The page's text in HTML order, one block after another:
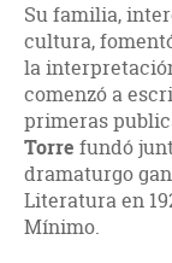
Su familia,
cultura,
la
comenzó a
primeras
Torre fundó
dramaturgo
Literatura en
Mínimo.